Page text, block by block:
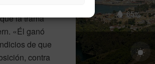
la trama
«Él ganó
de que
contra
65%